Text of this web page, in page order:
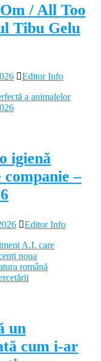
/ All Too
Tibu Gelu
Editor Info
igienă
–
Editor Info
un
cum i-ar